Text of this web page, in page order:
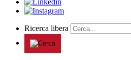
Ricerca libera